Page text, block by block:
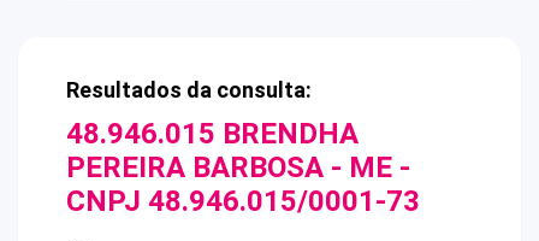
Resultados da consulta:
48.946.015 BRENDHA
PEREIRA BARBOSA - ME -
CNPJ 48.946.015/0001-73